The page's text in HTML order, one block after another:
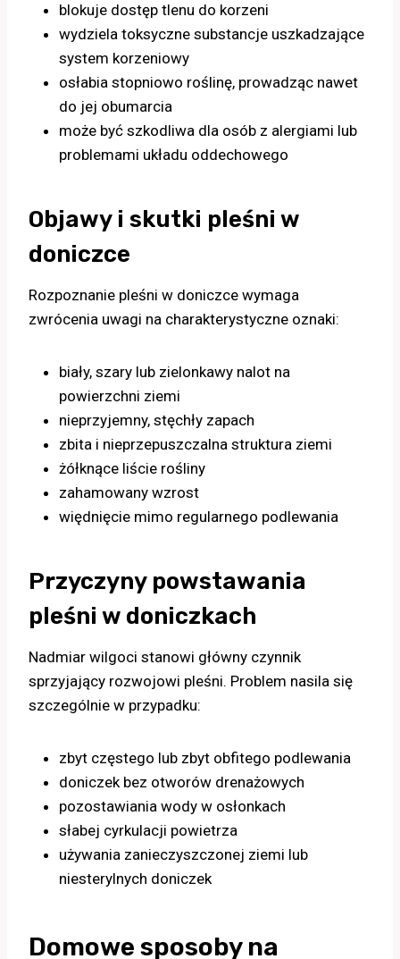
blokuje dostęp tlenu do korzeni
wydziela toksyczne substancje uszkadzające
system korzeniowy
osłabia stopniowo roślinę, prowadząc nawet
do jej obumarcia
może być szkodliwa dla osób z alergiami lub
problemami układu oddechowego
Objawy i skutki pleśni w
doniczce
Rozpoznanie pleśni w doniczce wymaga
zwrócenia uwagi na charakterystyczne oznaki:
biały, szary lub zielonkawy nalot na
powierzchni ziemi
nieprzyjemny, stęchły zapach
zbita i nieprzepuszczalna struktura ziemi
żółknące liście rośliny
zahamowany wzrost
więdnięcie mimo regularnego podlewania
Przyczyny powstawania
pleśni w doniczkach
Nadmiar wilgoci stanowi główny czynnik
sprzyjający rozwojowi pleśni. Problem nasila się
szczególnie w przypadku:
zbyt częstego lub zbyt obfitego podlewania
doniczek bez otworów drenażowych
pozostawiania wody w osłonkach
słabej cyrkulacji powietrza
używania zanieczyszczonej ziemi lub
niesterylnych doniczek
Domowe sposoby na